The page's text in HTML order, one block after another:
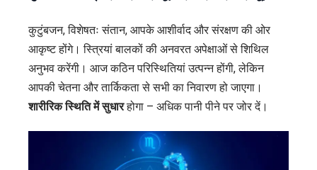
कुटुंबजन, विशेषतः संतान, आपके आशीर्वाद और संरक्षण की ओर
आकृष्ट होंगे। स्त्रियां बालकों की अनवरत अपेक्षाओं से शिथिल
अनुभव करेंगी। आज कठिन परिस्थितियां उत्पन्न होंगी, लेकिन
आपकी चेतना और तार्किकता से सभी का निवारण हो जाएगा।
शारीरिक स्थिति में सुधारहोगा – अधिक पानी पीने पर जोर दें।